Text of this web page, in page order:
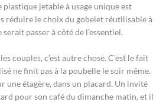
jetable à usage unique est
réduire le choix du gobelet réutilisable à
passer à côté de l’essentiel.
couples, c’est autre chose. C’est le fait
ne finit pas à la poubelle le soir même.
une étagère, dans un placard. Un invité
pour son café du dimanche matin, et il